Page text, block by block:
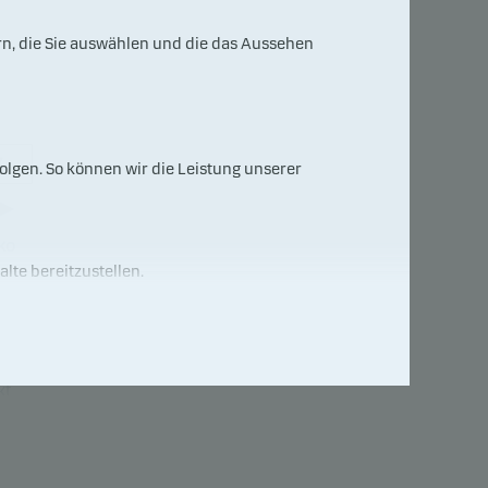
die Sie auswählen und die das Aussehen
So können wir die Leistung unserer
bereitzustellen.